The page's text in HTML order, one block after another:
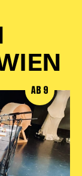
AB 9